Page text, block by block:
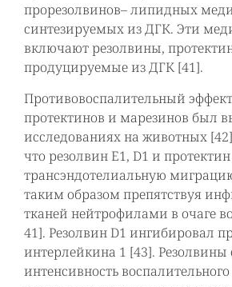
прорезолвинов– липидных
синтезируемых из ДГК. Эти
включают резолвины,
продуцируемые из ДГК [41].
Противовоспалительный
протектинов и марезинов был
исследованиях на животных
что резолвин Е1, D1 и
трансэндотелиальную
таким образом препятствуя
тканей нейтрофилами в очаге
41]. Резолвин D1 ингибировал
интерлейкина 1 [43].
интенсивность